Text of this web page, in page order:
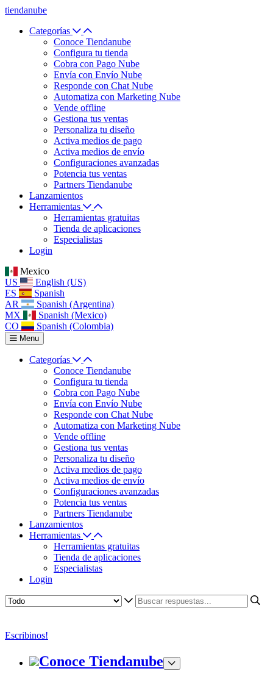
tiendanube
Categorías
Conoce Tiendanube
Configura tu tienda
Cobra con Pago Nube
Envía con Envío Nube
Responde con Chat Nube
Automatiza con Marketing Nube
Vende offline
Gestiona tus ventas
Personaliza tu diseño
Activa medios de pago
Activa medios de envío
Configuraciones avanzadas
Potencia tus ventas
Partners Tiendanube
Lanzamientos
Herramientas
Herramientas gratuitas
Tienda de aplicaciones
Especialistas
Login
Mexico
US
English (US)
ES
Spanish
AR
Spanish (Argentina)
MX
Spanish (Mexico)
CO
Spanish (Colombia)
Menu
Categorías
Conoce Tiendanube
Configura tu tienda
Cobra con Pago Nube
Envía con Envío Nube
Responde con Chat Nube
Automatiza con Marketing Nube
Vende offline
Gestiona tus ventas
Personaliza tu diseño
Activa medios de pago
Activa medios de envío
Configuraciones avanzadas
Potencia tus ventas
Partners Tiendanube
Lanzamientos
Herramientas
Herramientas gratuitas
Tienda de aplicaciones
Especialistas
Login
Escribinos!
Conoce Tiendanube